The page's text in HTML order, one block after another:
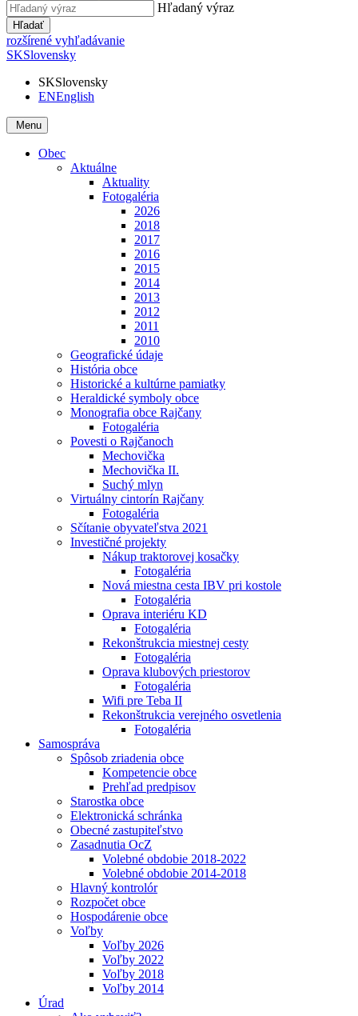
Hľadaný výraz
Hľadať
rozšírené vyhľadávanie
SKSlovensky
SKSlovensky
ENEnglish
Menu
Obec
Aktuálne
Aktuality
Fotogaléria
2026
2018
2017
2016
2015
2014
2013
2012
2011
2010
Geografické údaje
História obce
Historické a kultúrne pamiatky
Heraldické symboly obce
Monografia obce Rajčany
Fotogaléria
Povesti o Rajčanoch
Mechovička
Mechovička II.
Suchý mlyn
Virtuálny cintorín Rajčany
Fotogaléria
Sčítanie obyvateľstva 2021
Investičné projekty
Nákup traktorovej kosačky
Fotogaléria
Nová miestna cesta IBV pri kostole
Fotogaléria
Oprava interiéru KD
Fotogaléria
Rekonštrukcia miestnej cesty
Fotogaléria
Oprava klubových priestorov
Fotogaléria
Wifi pre Teba II
Rekonštrukcia verejného osvetlenia
Fotogaléria
Samospráva
Spôsob zriadenia obce
Kompetencie obce
Prehľad predpisov
Starostka obce
Elektronická schránka
Obecné zastupiteľstvo
Zasadnutia OcZ
Volebné obdobie 2018-2022
Volebné obdobie 2014-2018
Hlavný kontrolór
Rozpočet obce
Hospodárenie obce
Voľby
Voľby 2026
Voľby 2022
Voľby 2018
Voľby 2014
Úrad